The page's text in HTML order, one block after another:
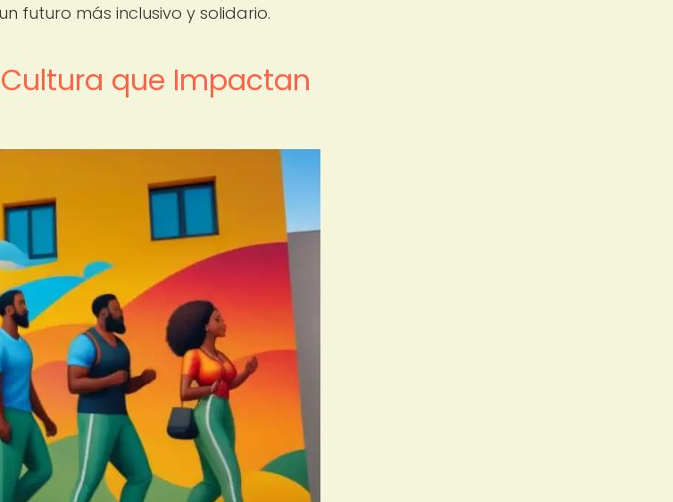
futuro más inclusivo y solidario.
que Impactan